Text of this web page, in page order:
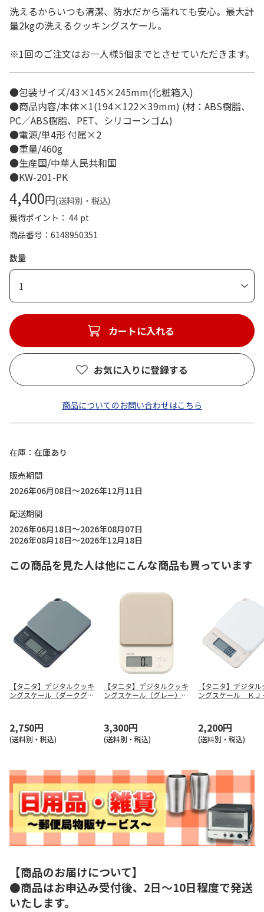
洗えるからいつも清潔、防水だから濡れても安心。最大計
量2kgの洗えるクッキングスケール。
※1回のご注文はお一人様5個までとさせていただきます。
●包装サイズ/43×145×245mm(化粧箱入)
●商品内容/本体×1(194×122×39mm) (材：ABS樹脂、
PC／ABS樹脂、PET、シリコーンゴム)
●電源/単4形 付属×2
●重量/460g
●生産国/中華人民共和国
●KW-201-PK
4,400円(送料別・税込)
獲得ポイント： 44 pt
商品番号
6148950351
数量
1
カートに入れる
お気に入りに登録する
商品についてのお問い合わせはこちら
在庫
在庫あり
販売期間
2026年06月08日～2026年12月11日
配送期間
2026年06月18日～2026年08月07日
2026年08月18日～2026年12月18日
この商品を見た人は他にこんな商品も買っています
【タニタ】デジタルクッキ
ングスケール（ダークグレ
2,750円
(送料別・税込)
【タニタ】デジタルクッキ
ングスケール（グレー）
3,300円
(送料別・税込)
【タニタ】デジタ
ングスケール ＫＪ
2,200円
(送料別・税込)
【商品のお届けについて】
●商品はお申込み受付後、2日～10日程度で発送
いたします。